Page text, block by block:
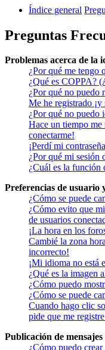
Índice general
Preguntas
Problemas acerca de la
¿Por qué me tengo
¿Qué es COPPA?
¿Por qué no puedo
Me he registrado
¿Por qué no puedo
Hace un tiempo me
conectarme!
¡Perdí mi
¿Por qué mi sesión
¿Cuál es la
Preferencias de usuario
¿Cómo se puede
¿Cómo evito que
de usuarios
¡La hora en los
Cambié la zona
incorrecto!
¡Mi idioma no está
¿Qué es la imagen
¿Cómo puedo
¿Cómo se puede
Cuando hago clic
pide que me
Publicación de mensajes
¿Cómo puedo